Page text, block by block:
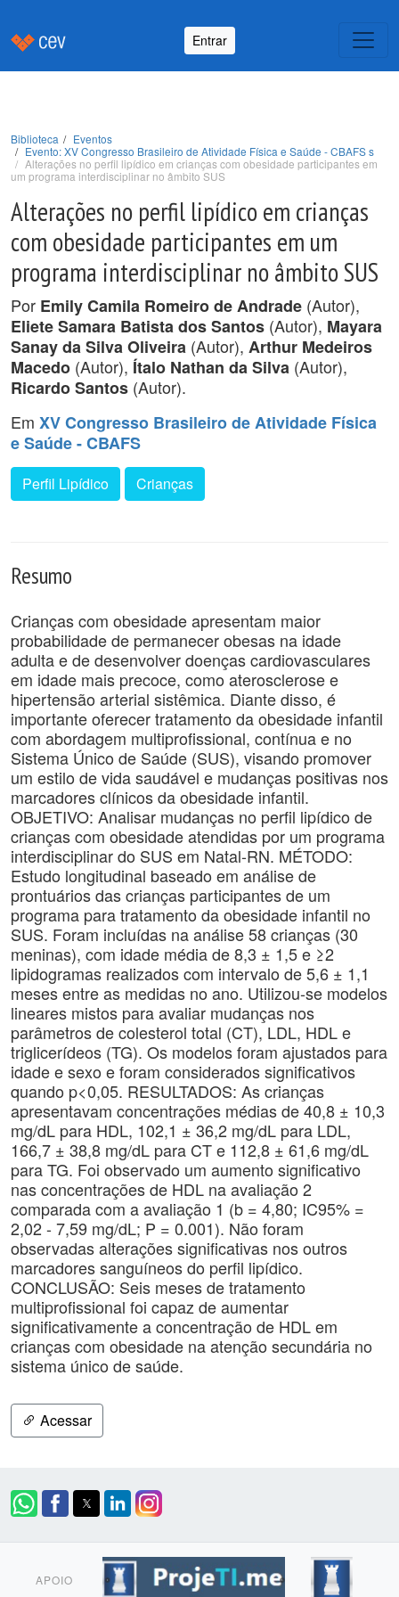
Entrar
Biblioteca
Eventos
Evento: XV Congresso Brasileiro de Atividade Física e Saúde - CBAFS s
Alterações no perfil lipídico em crianças com obesidade participantes em
um programa interdisciplinar no âmbito SUS
Alterações no perfil lipídico em crianças
com obesidade participantes em um
programa interdisciplinar no âmbito SUS
Por Emily Camila Romeiro de Andrade (Autor),
Eliete Samara Batista dos Santos (Autor), Mayara
Sanay da Silva Oliveira (Autor), Arthur Medeiros
Macedo (Autor), Ítalo Nathan da Silva (Autor),
Ricardo Santos (Autor).
Em XV Congresso Brasileiro de Atividade Física
e Saúde - CBAFS
Perfil Lipídico Crianças
Resumo
Crianças com obesidade apresentam maior
probabilidade de permanecer obesas na idade
adulta e de desenvolver doenças cardiovasculares
em idade mais precoce, como aterosclerose e
hipertensão arterial sistêmica. Diante disso, é
importante oferecer tratamento da obesidade infantil
com abordagem multiprofissional, contínua e no
Sistema Único de Saúde (SUS), visando promover
um estilo de vida saudável e mudanças positivas nos
marcadores clínicos da obesidade infantil.
OBJETIVO: Analisar mudanças no perfil lipídico de
crianças com obesidade atendidas por um programa
interdisciplinar do SUS em Natal-RN. MÉTODO:
Estudo longitudinal baseado em análise de
prontuários das crianças participantes de um
programa para tratamento da obesidade infantil no
SUS. Foram incluídas na análise 58 crianças (30
meninas), com idade média de 8,3 ± 1,5 e ≥2
lipidogramas realizados com intervalo de 5,6 ± 1,1
meses entre as medidas no ano. Utilizou-se modelos
lineares mistos para avaliar mudanças nos
parâmetros de colesterol total (CT), LDL, HDL e
triglicerídeos (TG). Os modelos foram ajustados para
idade e sexo e foram considerados significativos
quando p<0,05. RESULTADOS: As crianças
apresentavam concentrações médias de 40,8 ± 10,3
mg/dL para HDL, 102,1 ± 36,2 mg/dL para LDL,
166,7 ± 38,8 mg/dL para CT e 112,8 ± 61,6 mg/dL
para TG. Foi observado um aumento significativo
nas concentrações de HDL na avaliação 2
comparada com a avaliação 1 (b = 4,80; IC95% =
2,02 - 7,59 mg/dL; P = 0.001). Não foram
observadas alterações significativas nos outros
marcadores sanguíneos do perfil lipídico.
CONCLUSÃO: Seis meses de tratamento
multiprofissional foi capaz de aumentar
significativamente a concentração de HDL em
crianças com obesidade na atenção secundária no
sistema único de saúde.
Acessar
APOIO